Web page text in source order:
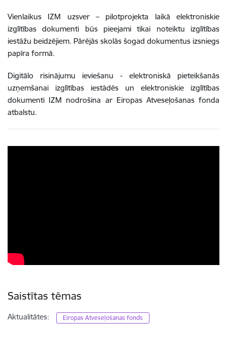
Vienlaikus IZM uzsver – pilotprojekta laikā elektroniskie
izglītības dokumenti būs pieejami tikai noteiktu izglītības
iestāžu beidzējiem. Pārējās skolās šogad dokumentus izsniegs
papīra formā.
Digitālo risinājumu ieviešanu - elektroniskā pieteikšanās
uzņemšanai izglītības iestādēs un elektroniskie izglītības
dokumenti IZM nodrošina ar Eiropas Atveseļošanas fonda
atbalstu.
Saistītas tēmas
Aktualitātes: Eiropas Atveseļošanas fonds